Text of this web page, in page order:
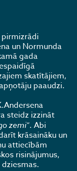
pirmizrādi
un Normunda
gada
skatītājiem,
paaudzi.
steidz izzināt
zemi”. Abi
krāsaināku un
attiecībām
risinājumus,